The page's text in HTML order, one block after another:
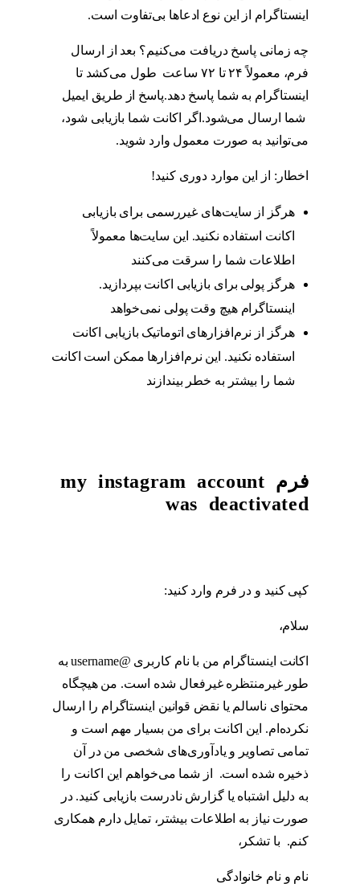
اینستاگرام از این نوع ادعاها بی‌تفاوت است.
چه زمانی پاسخ دریافت می‌کنیم؟ بعد از ارسال
فرم، معمولاً ۲۴ تا ۷۲ ساعت طول می‌کشد تا
اینستاگرام به شما پاسخ دهد.پاسخ از طریق ایمیل
شما ارسال می‌شود.اگر اکانت شما بازیابی شود،
می‌توانید به صورت معمول وارد شوید.
اخطار: از این موارد دوری کنید!
هرگز از سایت‌های غیررسمی برای بازیابی
اکانت استفاده نکنید. این سایت‌ها معمولاً
اطلاعات شما را سرقت می‌کنند
هرگز پولی برای بازیابی اکانت بپردازید.
اینستاگرام هیچ وقت پولی نمی‌خواهد
هرگز از نرم‌افزارهای اتوماتیک بازیابی اکانت
استفاده نکنید. این نرم‌افزارها ممکن است اکانت
شما را بیشتر به خطر بیندازند
فرم my instagram account
was deactivated
کپی کنید و در فرم وارد کنید:
سلام،
اکانت اینستاگرام من با نام کاربری @username به
طور غیرمنتظره غیرفعال شده است. من هیچگاه
محتوای ناسالم یا نقض قوانین اینستاگرام را ارسال
نکرده‌ام. این اکانت برای من بسیار مهم است و
تمامی تصاویر و یادآوری‌های شخصی من در آن
ذخیره شده است. از شما می‌خواهم این اکانت را
به دلیل اشتباه یا گزارش نادرست بازیابی کنید. در
صورت نیاز به اطلاعات بیشتر، تمایل دارم همکاری
کنم. با تشکر،
نام و نام خانوادگی